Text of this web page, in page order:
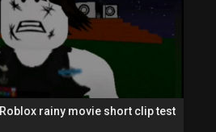
Roblox rainy movie short clip test